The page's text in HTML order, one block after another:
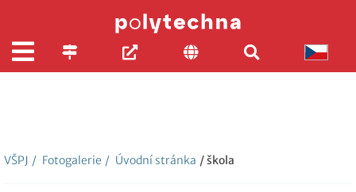
VŠPJ / Fotogalerie / Úvodní stránka / škola